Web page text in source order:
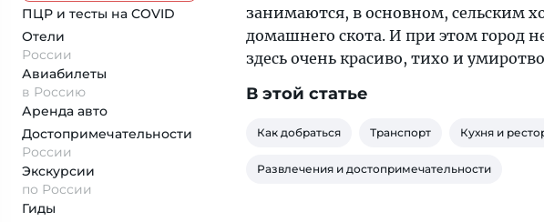
ПЦР и тесты на COVID
Отели
России
Авиабилеты
в Россию
Аренда авто
Достопримеча­тельности
России
Экскурсии
по России
Гиды
занимаются, в основном, сельским
домашнего скота. И при этом город
здесь очень красиво, тихо и
В этой статье
Как добраться Транспорт Кухня и
Развлечения и достопримечательности